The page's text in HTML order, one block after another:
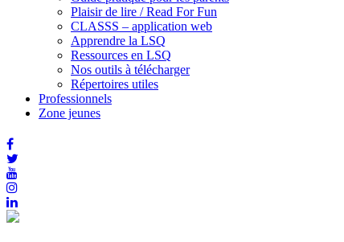
Plaisir de lire / Read For Fun
CLASSS – application web
Apprendre la LSQ
Ressources en LSQ
Nos outils à télécharger
Répertoires utiles
Professionnels
Zone jeunes